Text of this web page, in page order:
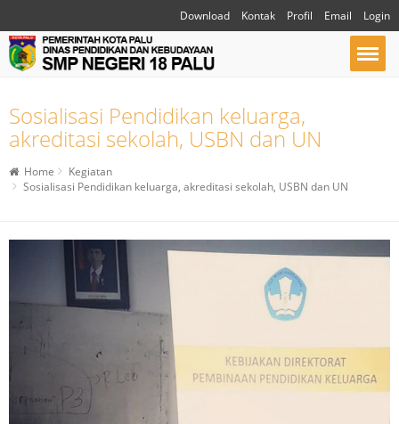
Download Kontak Profil Email Login
Sosialisasi Pendidikan keluarga,
akreditasi sekolah, USBN dan UN
Home
Kegiatan
Sosialisasi Pendidikan keluarga, akreditasi sekolah, USBN dan UN